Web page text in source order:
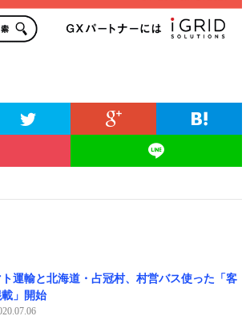
運輸と北海道・占冠村、村営バス使った「客
」開始